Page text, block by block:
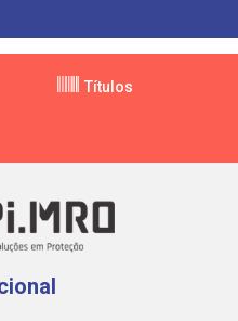
Títulos